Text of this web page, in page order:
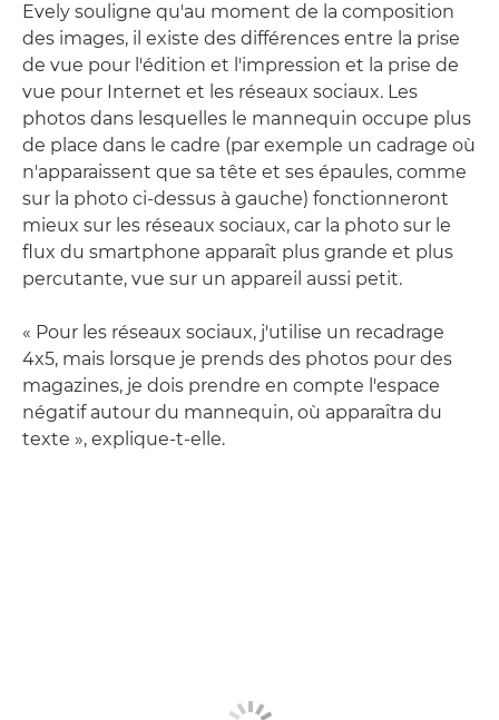
Evely souligne qu'au moment de la composition
des images, il existe des différences entre la prise
de vue pour l'édition et l'impression et la prise de
vue pour Internet et les réseaux sociaux. Les
photos dans lesquelles le mannequin occupe plus
de place dans le cadre (par exemple un cadrage où
n'apparaissent que sa tête et ses épaules, comme
sur la photo ci-dessus à gauche) fonctionneront
mieux sur les réseaux sociaux, car la photo sur le
flux du smartphone apparaît plus grande et plus
percutante, vue sur un appareil aussi petit.
« Pour les réseaux sociaux, j'utilise un recadrage
4x5, mais lorsque je prends des photos pour des
magazines, je dois prendre en compte l'espace
négatif autour du mannequin, où apparaîtra du
texte », explique-t-elle.